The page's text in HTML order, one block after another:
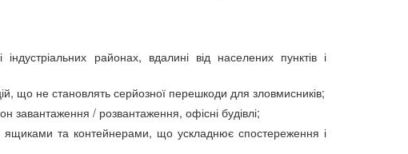
районах, вдалині від населених пунктів і
що не становлять серйозної перешкоди для зловмисників;
завантаження / розвантаження, офісні будівлі;
ящиками та контейнерами, що ускладнює спостереження і